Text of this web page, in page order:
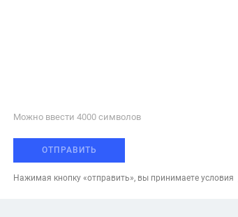
Можно ввести 4000 cимволов
ОТПРАВИТЬ
Нажимая кнопку «отправить», вы принимаете условия